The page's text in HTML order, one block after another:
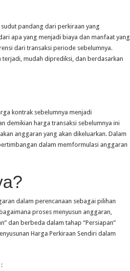
pandang dari perkiraan yang
apa yang menjadi biaya dan manfaat yang
dari transaksi periode sebelumnya.
mudah diprediksi, dan berdasarkan
kontrak sebelumnya menjadi
demikian harga transaksi sebelumnya ini
anggaran yang akan dikeluarkan. Dalam
dalam memformulasi anggaran
dalam perencanaan sebagai pilihan
proses menyusun anggaran,
dan berbeda dalam tahap “Persiapan”
Harga Perkiraan Sendiri dalam